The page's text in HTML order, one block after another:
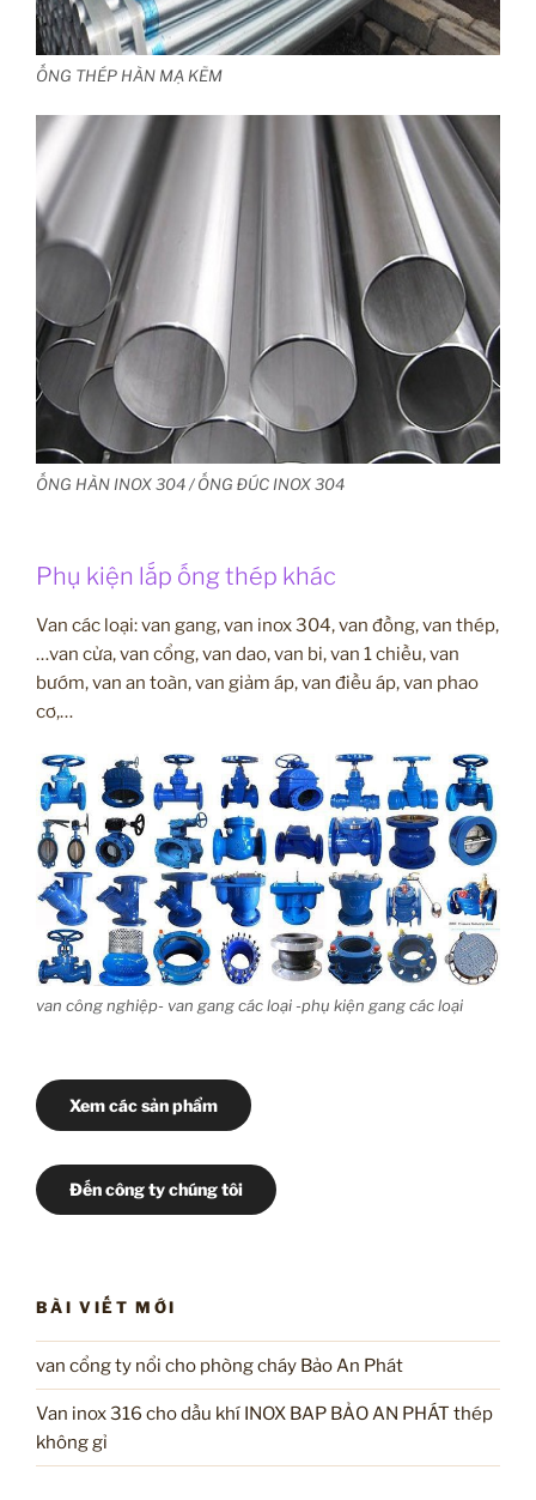
ỐNG THÉP HÀN MẠ KẼM
ỐNG HÀN INOX 304 / ỐNG ĐÚC INOX 304
Phụ kiện lắp ống thép khác
Van các loại: van gang, van inox 304, van đồng, van thép,
…van cửa, van cổng, van dao, van bi, van 1 chiều, van
bướm, van an toàn, van giảm áp, van điều áp, van phao
cơ,…
van công nghiệp- van gang các loại -phụ kiện gang các loại
Xem các sản phẩm
Đến công ty chúng tôi
BÀI VIẾT MỚI
van cổng ty nổi cho phòng cháy Bảo An Phát
Van inox 316 cho dầu khí INOX BAP BẢO AN PHÁT thép
không gỉ